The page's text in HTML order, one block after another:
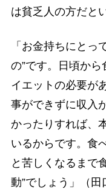
は貧乏人の方だと
「お金持ちにとっ
の”です。日頃か
イエットの必要が
事ができずに収入
かったりすれば、
いるからです。食
と苦しくなるまで
動”でしょう」（田